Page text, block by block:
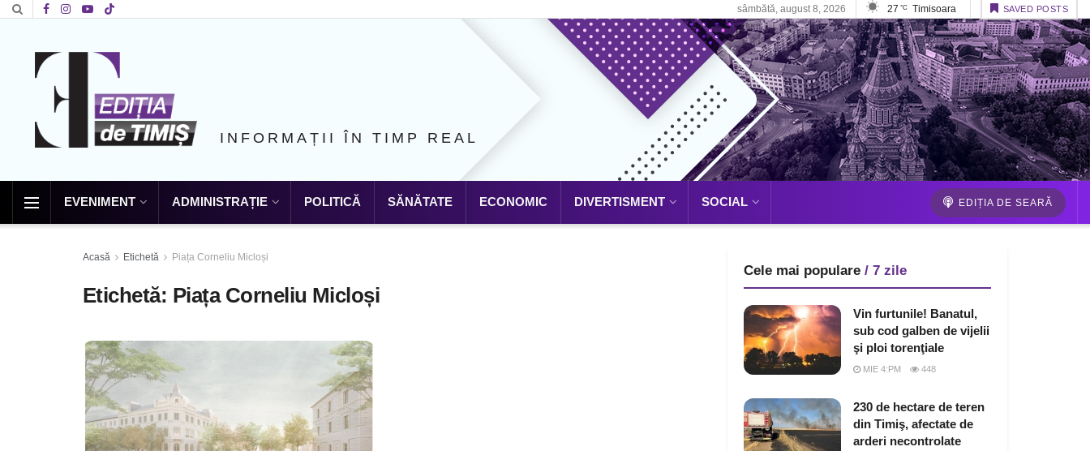
sâmbătă, august 8, 2026 27 °C Timisoara SAVED POSTS
INFORMAȚII ÎN TIMP REAL
EVENIMENT ADMINISTRAȚIE POLITICĂ SĂNĂTATE ECONOMIC DIVERTISMENT SOCIAL EDIȚIA DE SEARĂ
Acasă Etichetă Piața Corneliu Micloși
Etichetă: Piața Corneliu Micloși
Cele mai populare / 7 zile
Vin furtunile! Banatul,
sub cod galben de vijelii
şi ploi torenţiale
MIE 4:PM 448
230 de hectare de teren
din Timiş, afectate de
arderi necontrolate